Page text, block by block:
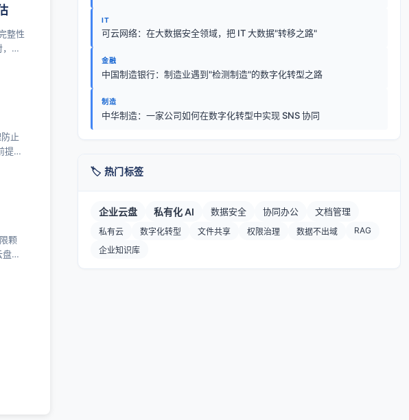
整性
轻
止
提必
颗
适
IT
可云网络：在大数据安全领域，把 IT 大数据"转移之路"
金融
中国制造银行：制造业遇到"检测制造"的数字化转型之路
制造
中华制造：一家公司如何在数字化转型中实现 SNS 协同
🏷 热门标签
企业云盘 私有化 AI 数据安全 协同办公 文档管理
私有云 数字化转型 文件共享 权限治理 数据不出域
RAG
企业知识库